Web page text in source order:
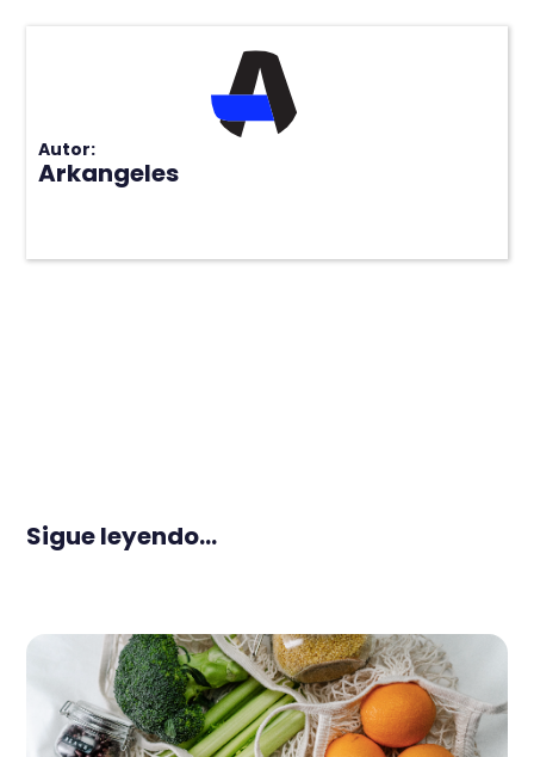
Autor:
Arkangeles
Sigue leyendo...